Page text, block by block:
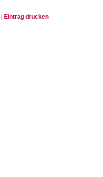
| Eintrag drucken